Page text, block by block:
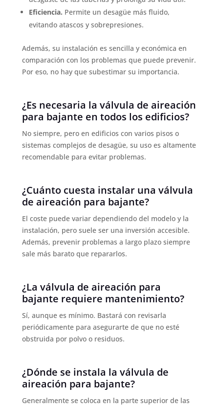
Eficiencia. Permite un desagüe más fluido,
evitando atascos y sobrepresiones.
Además, su instalación es sencilla y económica en
comparación con los problemas que puede prevenir.
Por eso, no hay que subestimar su importancia.
¿Es necesaria la válvula de aireación
para bajante en todos los edificios?
No siempre, pero en edificios con varios pisos o
sistemas complejos de desagüe, su uso es altamente
recomendable para evitar problemas.
¿Cuánto cuesta instalar una válvula
de aireación para bajante?
El coste puede variar dependiendo del modelo y la
instalación, pero suele ser una inversión accesible.
Además, prevenir problemas a largo plazo siempre
sale más barato que repararlos.
¿La válvula de aireación para
bajante requiere mantenimiento?
Sí, aunque es mínimo. Bastará con revisarla
periódicamente para asegurarte de que no esté
obstruida por polvo o residuos.
¿Dónde se instala la válvula de
aireación para bajante?
Generalmente se coloca en la parte superior de las